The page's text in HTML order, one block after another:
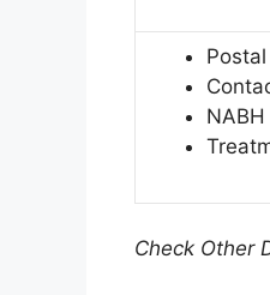
Check Other